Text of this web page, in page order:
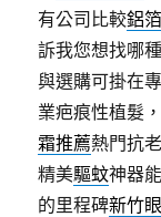
有公司比較鋁
訴我您想找哪
與選購可掛在
業疤痕性植髮
霜推薦熱門抗
精美驅蚊神器
的里程碑新竹